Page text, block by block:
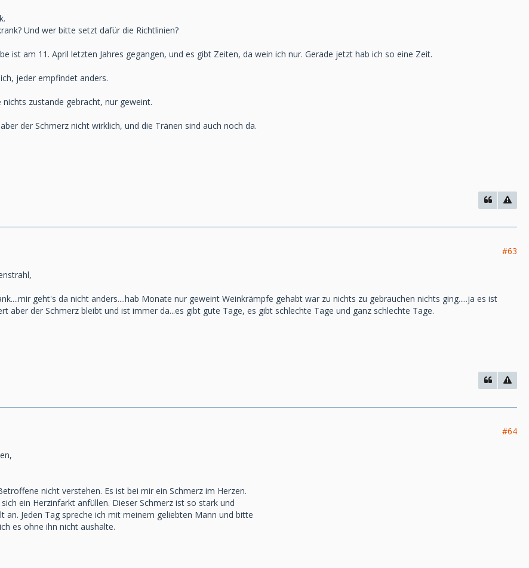
Und wer bitte setzt dafür die Richtlinien?
ist am 11. April letzten Jahres gegangen, und es gibt Zeiten, da wein ich nur. Gerade jetzt hab ich so eine Zeit.
jeder empfindet anders.
zustande gebracht, nur geweint.
der Schmerz nicht wirklich, und die Tränen sind auch noch da.
#63
geht's da nicht anders....hab Monate nur geweint Weinkrämpfe gehabt war zu nichts zu gebrauchen nichts ging.....ja es ist
aber der Schmerz bleibt und ist immer da...es gibt gute Tage, es gibt schlechte Tage und ganz schlechte Tage.
#64
nicht verstehen. Es ist bei mir ein Schmerz im Herzen.
ein Herzinfarkt anfüllen. Dieser Schmerz ist so stark und
an. Jeden Tag spreche ich mit meinem geliebten Mann und bitte
es ohne ihn nicht aushalte.